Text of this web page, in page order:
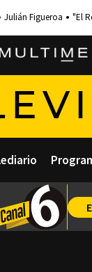
Julián Figueroa "El